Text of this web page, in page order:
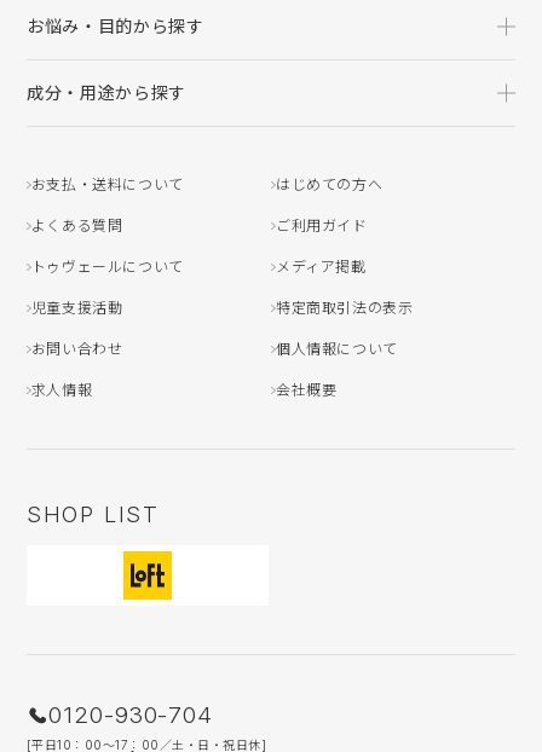
お悩み・目的から探す
成分・用途から探す
お支払・送料について はじめての方へ
よくある質問 ご利用ガイド
トゥヴェールについて メディア掲載
児童支援活動 特定商取引法の表示
お問い合わせ 個人情報について
求人情報 会社概要
SHOP LIST
0120-930-704
[平日10：00〜17：00／土・日・祝日休]